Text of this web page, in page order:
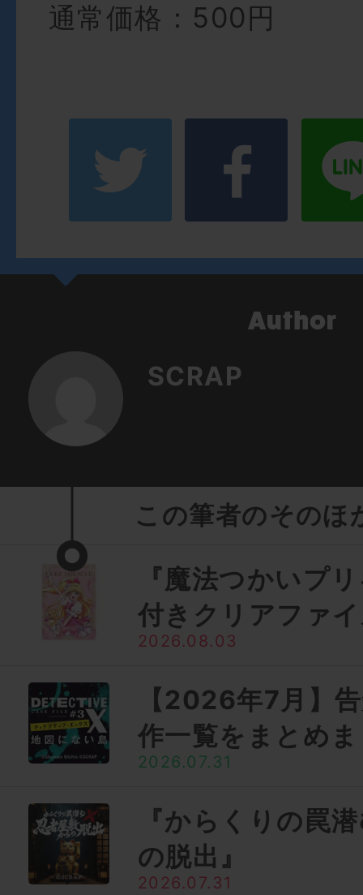
通常価格：500円
SCRAP
この筆者のそのほ
『魔法つかいプ
付きクリアファ
2026.08.03
【2026年7月】
作一覧をまとめ
2026.07.31
『からくりの罠
の脱出』
2026.07.31